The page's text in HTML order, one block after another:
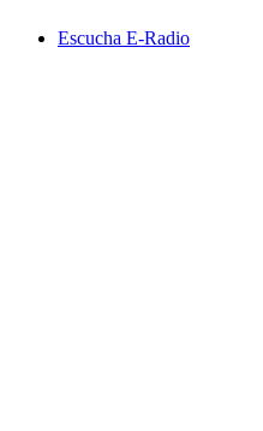
Escucha E-Radio